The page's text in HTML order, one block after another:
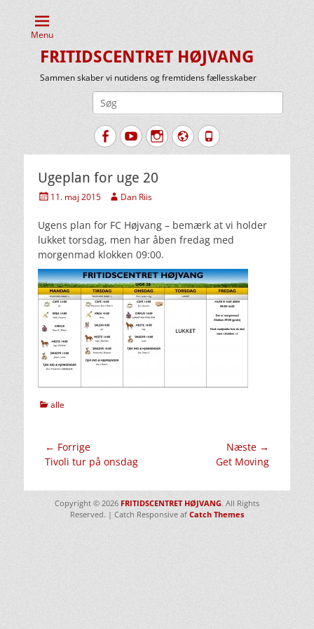
Menu
FRITIDSCENTRET HØJVANG
Sammen skaber vi nutidens og fremtidens fællesskaber
FacebookYouTubeInstagram
Website
Tlf.
Ugeplan for uge 20
Udgivet
11. maj 2015 Forfatter
Dan Riis
Ugens plan for FC Højvang – bemærk at vi holder
lukket torsdag, men har åben fredag med
morgenmad klokken 09:00.
kategorier
alle
Indlægsnavigation
← Forrige
Forrige
Tivoli tur på onsdag
Næste →
Get Moving
Copyright © 2026 FRITIDSCENTRET HØJVANG. All Rights
Reserved. | Catch Responsive af Catch Themes